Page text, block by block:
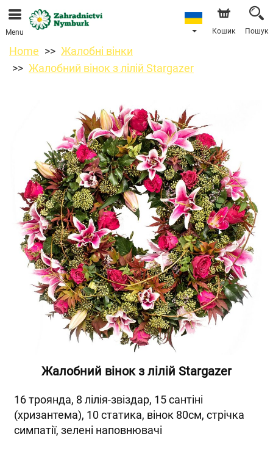
Ми приймаємо замовлення через наш інтернет-
магазин. Найближча можлива дата доставки —
11.08.2026 у зв’язку з відпусткою.
Menu Кошик Пошук
Home
Жалобні вінки
Жалобний вінок з лілій Stargazer
Жалобний вінок з лілій Stargazer
16 троянда, 8 лілія-звіздар, 15 сантіні
(хризантема), 10 статика, вінок 80см, стрічка
симпатії, зелені наповнювачі